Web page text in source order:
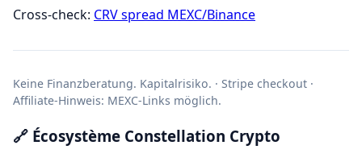
Cross-check: CRV spread MEXC/Binance
Keine Finanzberatung. Kapitalrisiko. · Stripe checkout ·
Affiliate-Hinweis: MEXC-Links möglich.
🔗 Écosystème Constellation Crypto